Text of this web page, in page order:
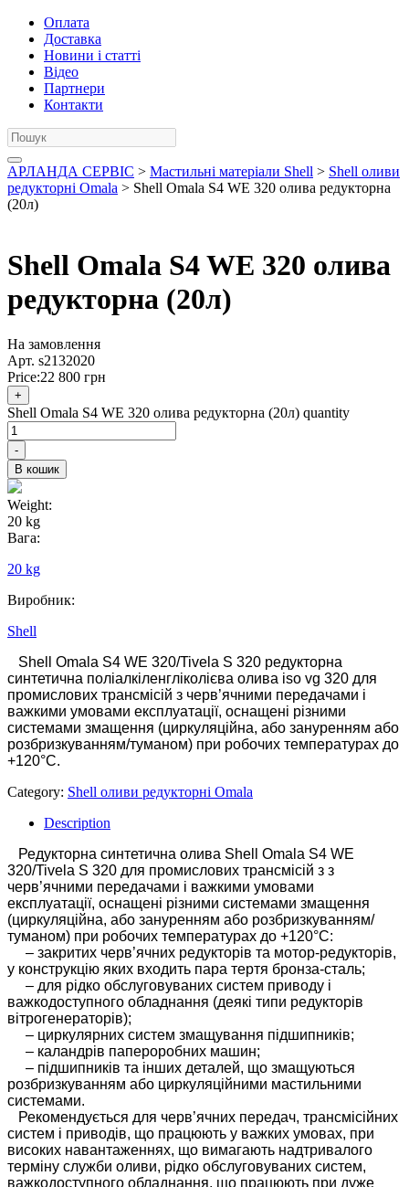
Оплата
Доставка
Новини і статті
Відео
Партнери
Контакти
АРЛАНДА СЕРВІС > Мастильні матеріали Shell > Shell оливи
редукторні Omala > Shell Omala S4 WE 320 олива редукторна
(20л)
Shell Omala S4 WE 320 олива
редукторна (20л)
На замовлення
Арт. s2132020
Price:22 800 грн
+
Shell Omala S4 WE 320 олива редукторна (20л) quantity
-
В кошик
Weight:
20 kg
Вага:
20 kg
Виробник:
Shell
Shell Omala S4 WE 320/Tivela S 320 редукторна
синтетична поліалкіленгліколієва олива iso vg 320 для
промислових трансмісій з черв’ячними передачами і
важкими умовами експлуатації, оснащені різними
системами змащення (циркуляційна, або зануренням або
розбризкуванням/туманом) при робочих температурах до
+120°C.
Category: Shell оливи редукторні Omala
Description
Редукторна синтетична олива Shell Omala S4 WE
320/Tivela S 320 для промислових трансмісій з з
черв’ячними передачами і важкими умовами
експлуатації, оснащені різними системами змащення
(циркуляційна, або зануренням або розбризкуванням/
туманом) при робочих температурах до +120°C:
– закритих черв’ячних редукторів та мотор-редукторів,
у конструкцію яких входить пара тертя бронза-сталь;
– для рідко обслуговуваних систем приводу і
важкодоступного обладнання (деякі типи редукторів
вітрогенераторів);
– циркулярних систем змащування підшипників;
– каландрів папероробних машин;
– підшипників та інших деталей, що змащуються
розбризкуванням або циркуляційними мастильними
системами.
Рекомендується для черв’ячних передач, трансмісійних
систем і приводів, що працюють у важких умовах, при
високих навантаженнях, що вимагають надтривалого
терміну служби оливи, рідко обслуговуваних систем,
важкодоступного обладнання, що працюють при дуже